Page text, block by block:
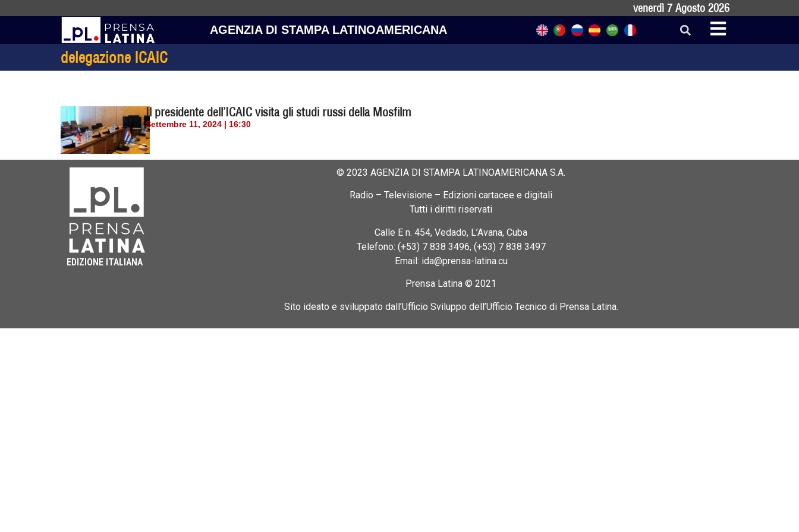
venerdì 7 Agosto 2026
AGENZIA DI STAMPA LATINOAMERICANA
delegazione ICAIC
Il presidente dell’ICAIC visita gli studi russi della Mosfilm
Settembre 11, 2024 | 16:30
EDIZIONE ITALIANA
© 2023 AGENZIA DI STAMPA LATINOAMERICANA S.A.
Radio – Televisione – Edizioni cartacee e digitali
Tutti i diritti riservati
Calle E n. 454, Vedado, L’Avana, Cuba
Telefono: (+53) 7 838 3496, (+53) 7 838 3497
Email: ida@prensa-latina.cu
Prensa Latina © 2021
Sito ideato e sviluppato dall’Ufficio Sviluppo dell’Ufficio Tecnico di Prensa Latina.